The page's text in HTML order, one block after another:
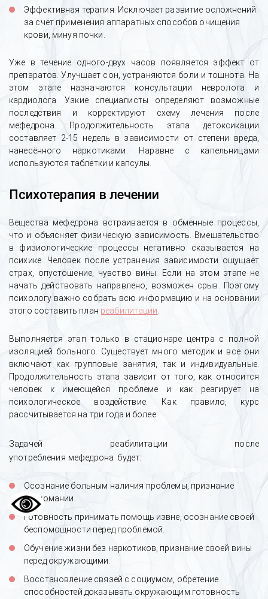
Эффективная терапия. Исключает развитие осложнений
за счёт применения аппаратных способов очищения
крови, минуя почки.
Уже в течение одного-двух часов появляется эффект от
препаратов. Улучшает сон, устраняются боли и тошнота. На
этом этапе назначаются консультации невролога и
кардиолога. Узкие специалисты определяют возможные
последствия и корректируют схему лечения после
мефедрона. Продолжительность этапа детоксикации
составляет 2-15 недель в зависимости от степени вреда,
нанесённого наркотиками. Наравне с капельницами
используются таблетки и капсулы.
Психотерапия в лечении
Вещества мефедрона встраивается в обменные процессы,
что и объясняет физическую зависимость. Вмешательство
в физиологические процессы негативно сказывается на
психике. Человек после устранения зависимости ощущает
страх, опустошение, чувство вины. Если на этом этапе не
начать действовать направлено, возможен срыв. Поэтому
психологу важно собрать всю информацию и на основании
этого составить план реабилитации
Выполняется этап только в стационаре центра с полной
изоляцией больного. Существует много методик и все они
включают как групповые занятия, так и индивидуальные.
Продолжительность этапа зависит от того, как относится
человек к имеющейся проблеме и как реагирует на
психологическое воздействие. Как правило, курс
рассчитывается на три года и более.
Задачей
реабилитации после
употребления мефедрона будет:
Осознание больным наличия проблемы, признание
наркомании.
Готовность принимать помощь извне, осознание своей
беспомощности перед проблемой.
Обучение жизни без наркотиков, признание своей вины
перед окружающими.
Восстановление связей с социумом, обретение
способностей доказывать окружающим готовность